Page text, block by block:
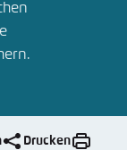
Drucken
im Browser